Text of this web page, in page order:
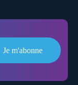
Je m'abonne